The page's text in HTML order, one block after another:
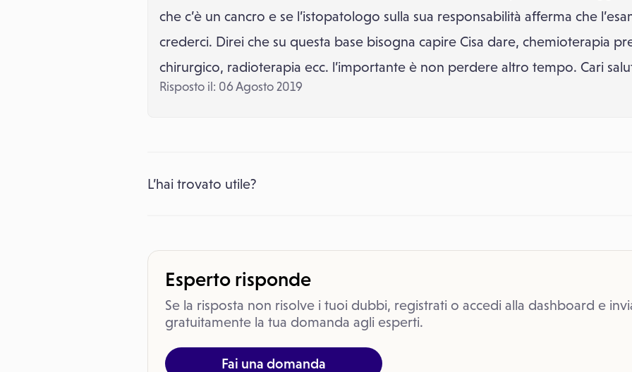
che c’è un cancro e se l’istopatologo sulla sua responsabilità afferma che
crederci. Direi che su questa base bisogna capire Cisa dare, chemioterapia
chirurgico, radioterapia ecc. l’importante è non perdere altro tempo. Cari
Risposto il: 06 Agosto 2019
L’hai trovato utile?
Esperto risponde
Se la risposta non risolve i tuoi dubbi, registrati o accedi alla dashboard e
gratuitamente la tua domanda agli esperti.
Fai una domanda